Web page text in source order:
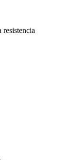
resistencia